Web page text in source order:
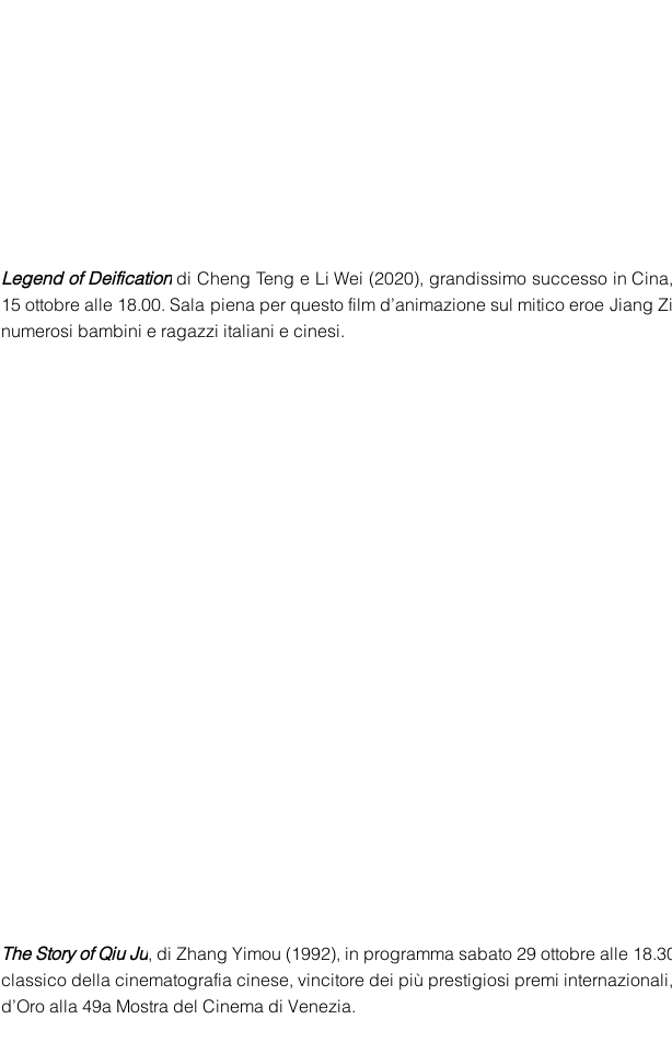
Legend of Deification di Cheng Teng e Li Wei (2020), grandissimo successo in
15 ottobre alle 18.00. Sala piena per questo film d’animazione sul mitico eroe Jiang
numerosi bambini e ragazzi italiani e cinesi.
The Story of Qiu Ju, di Zhang Yimou (1992), in programma sabato 29 ottobre alle
classico della cinematografia cinese, vincitore dei più prestigiosi premi
d’Oro alla 49a Mostra del Cinema di Venezia.